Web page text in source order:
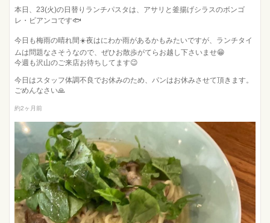
本日、23(火)の日替りランチパスタは、アサリと釜揚げシラスのボンゴ
レ・ビアンコです🐟
今日も梅雨の晴れ間☀️夜はにわか雨があるかもみたいですが、ランチタイ
ムは問題なさそうなので、ぜひお散歩がてらお越し下さいませ😁
今週も沢山のご来店お待ちしてます😉
今日はスタッフ体調不良でお休みのため、パンはお休みさせて頂きます。
ごめんなさい🙏
約2ヶ月前